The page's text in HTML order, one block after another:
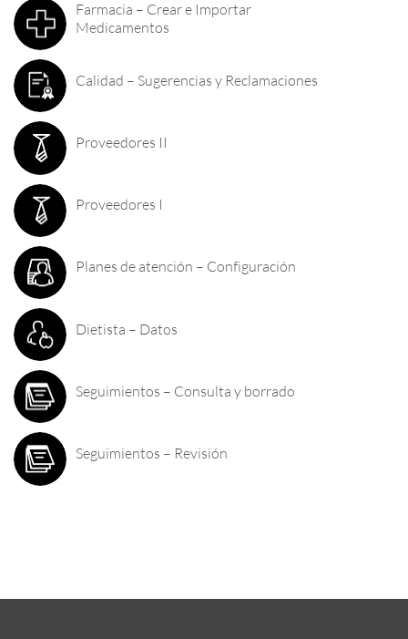
Farmacia – Crear e Importar
Medicamentos
Calidad – Sugerencias y Reclamaciones
Proveedores II
Proveedores I
Planes de atención – Configuración
Dietista – Datos
Seguimientos – Consulta y borrado
Seguimientos – Revisión